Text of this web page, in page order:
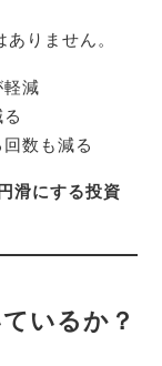
りません。
減
数も減る
滑にする投資
いるか？